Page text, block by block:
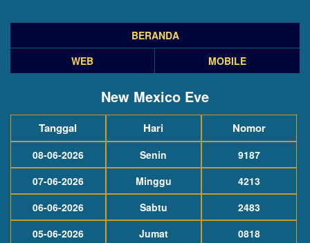
BERANDA
WEB
MOBILE
New Mexico Eve
Tanggal Hari Nomor
08-06-2026 Senin
9187
07-06-2026
Minggu
4213
06-06-2026
Sabtu
2483
05-06-2026
Jumat
0818